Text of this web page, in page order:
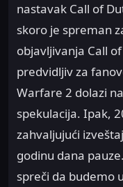
nastavak Call of
skoro je spreman
objavljivanja Call
predvidljiv za
Warfare 2 dolazi
spekulacija. Ipak,
zahvaljujući
godinu dana
spreči da budemo